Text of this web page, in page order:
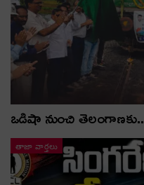
ఒడిషా నుంచి తెలంగాణ‌కు..
తాజా వార్తలు